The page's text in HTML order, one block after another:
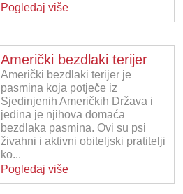
Pogledaj više
Američki bezdlaki terijer
Američki bezdlaki terijer je
pasmina koja potječe iz
Sjedinjenih Američkih Država i
jedina je njihova domaća
bezdlaka pasmina. Ovi su psi
živahni i aktivni obiteljski pratitelji
ko...
Pogledaj više